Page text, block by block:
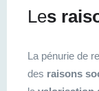
Les
La pénurie de
des raisons